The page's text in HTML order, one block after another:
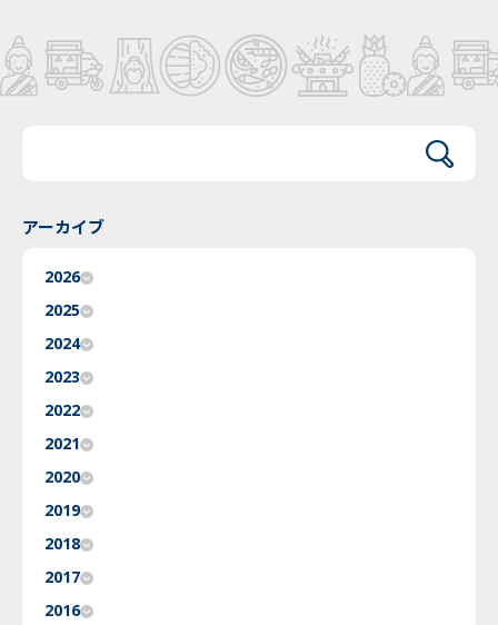
アーカイブ
2026
2025
2024
2023
2022
2021
2020
2019
2018
2017
2016